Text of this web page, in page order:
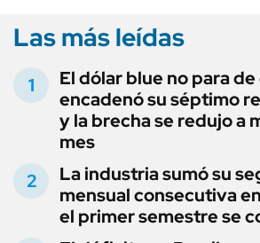
Las más leídas
El dólar blue no para de
encadenó su séptimo
y la brecha se redujo a
mes
La industria sumó su
mensual consecutiva
el primer semestre se